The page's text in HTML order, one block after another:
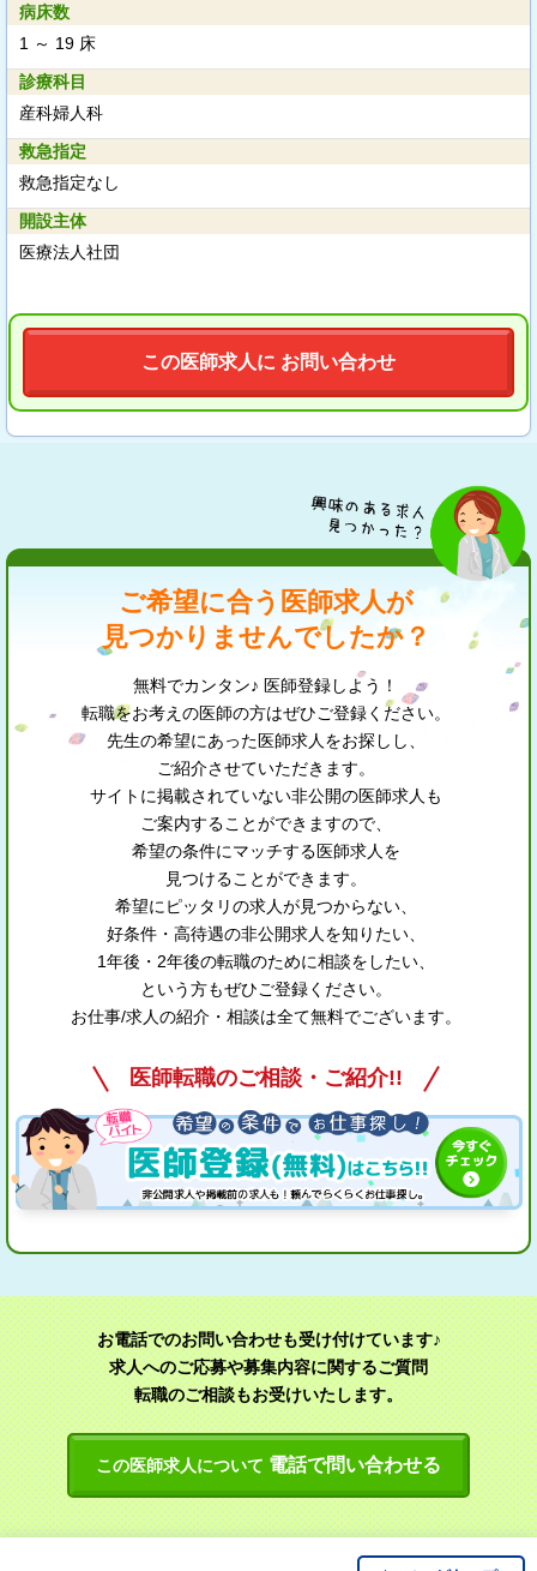
病床数
1 ～ 19 床
診療科目
産科婦人科
救急指定
救急指定なし
開設主体
医療法人社団
この医師求人に お問い合わせ
ご希望に合う医師求人が
見つかりませんでしたか？
無料でカンタン♪ 医師登録しよう！
転職をお考えの医師の方はぜひご登録ください。
先生の希望にあった医師求人をお探しし、
ご紹介させていただきます。
サイトに掲載されていない非公開の医師求人も
ご案内することができますので、
希望の条件にマッチする医師求人を
見つけることができます。
希望にピッタリの求人が見つからない、
好条件・高待遇の非公開求人を知りたい、
1年後・2年後の転職のために相談をしたい、
という方もぜひご登録ください。
お仕事/求人の紹介・相談は全て無料でございます。
医師転職のご相談・ご紹介!!
お電話でのお問い合わせも受け付けています♪
求人へのご応募や募集内容に関するご質問
転職のご相談もお受けいたします。
この医師求人について 電話で問い合わせる